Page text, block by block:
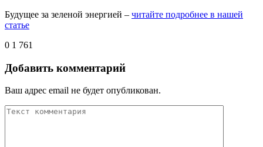
Будущее за зеленой энергией – читайте подробнее в нашей
статье
0 1 761
Добавить комментарий
Ваш адрес email не будет опубликован.